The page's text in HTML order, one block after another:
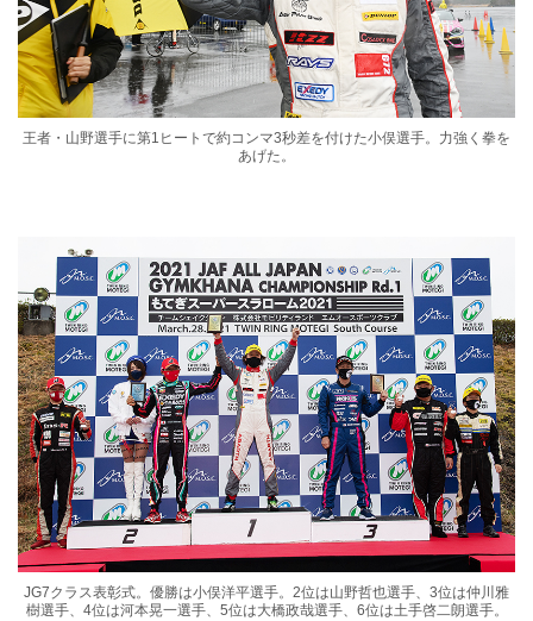
王者・山野選手に第1ヒートで約コンマ3秒差を付けた小俣選手。力強く拳を
あげた。
JG7クラス表彰式。優勝は小俣洋平選手。2位は山野哲也選手、3位は仲川雅
樹選手、4位は河本晃一選手、5位は大橋政哉選手、6位は土手啓二朗選手。